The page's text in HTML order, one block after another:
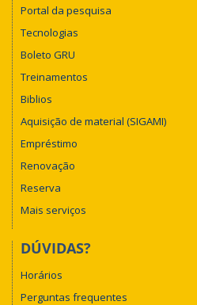
Portal da pesquisa
Tecnologias
Boleto GRU
Treinamentos
Biblios
Aquisição de material (SIGAMI)
Empréstimo
Renovação
Reserva
Mais serviços
DÚVIDAS?
Horários
Perguntas frequentes